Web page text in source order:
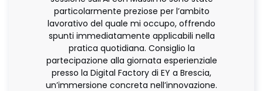
particolarmente preziose per l’ambito
lavorativo del quale mi occupo, offrendo
spunti immediatamente applicabili nella
pratica quotidiana. Consiglio la
partecipazione alla giornata esperienziale
presso la Digital Factory di EY a Brescia,
un’immersione concreta nell’innovazione.